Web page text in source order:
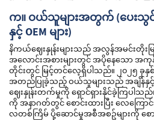
က။ ဝယ်သူများအတွက် (ပေးသွင်း
နှင့် OEM များ)
နိကယ်ဈေးနှုန်းများသည် အလွန်အမင်းတိုးမြ
အလောင်းအစားများတွင် အပိုနေသော အကု
တိုင်းတွင် မြင့်တင်လေ့ရှိပါသည်။ ၂၀၂၅ ခုနှစ်
အတည်ပြုခဲ့သည့် ဝယ်သူများသည် အချိန်နှ
ဈေးနှုန်းတက်မှုကို ရှောင်ရှားနိုင်ခဲ့ကြပါသည်
ကို အနာဂတ်တွင် စောင်းထားပြီး လေကြ
လတစ်ကြိမ် ပို့ဆောင်မှုအစီအစဥ်များကို စော